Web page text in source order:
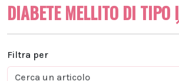
DIABETE MELLITO DI TIPO I
Filtra per